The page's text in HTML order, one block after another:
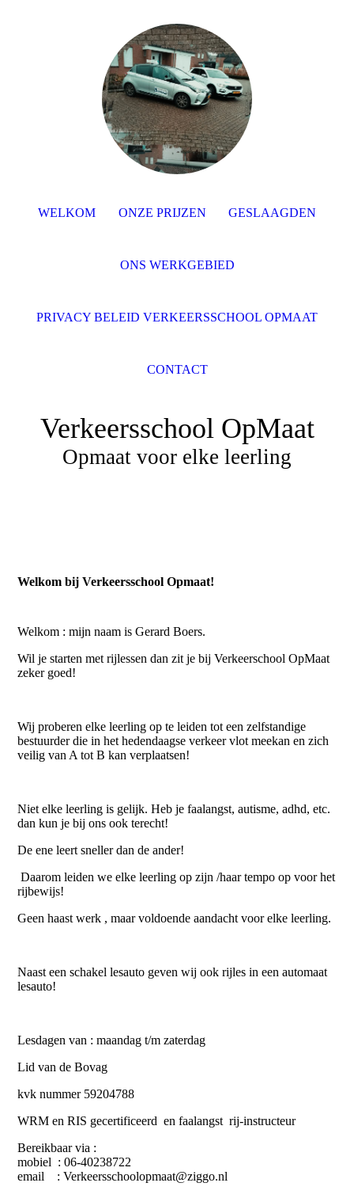
Verkeersschool OpMaat
Opmaat voor elke leerling
Welkom bij Verkeersschool Opmaat!
Welkom : mijn naam is Gerard Boers.
Wil je starten met rijlessen dan zit je bij Verkeerschool OpMaat
zeker goed!
Wij proberen elke leerling op te leiden tot een zelfstandige
bestuurder die in het hedendaagse verkeer vlot meekan en zich
veilig van A tot B kan verplaatsen!
Niet elke leerling is gelijk. Heb je faalangst, autisme, adhd, etc.
dan kun je bij ons ook terecht!
De ene leert sneller dan de ander!
Daarom leiden we elke leerling op zijn /haar tempo op voor het
rijbewijs!
Geen haast werk , maar voldoende aandacht voor elke leerling.
Naast een schakel lesauto geven wij ook rijles in een automaat
lesauto!
Lesdagen van : maandag t/m zaterdag
Lid van de Bovag
kvk nummer 59204788
WRM en RIS gecertificeerd en faalangst rij-instructeur
Bereikbaar via :
mobiel : 06-40238722
email : Verkeersschoolopmaat@ziggo.nl
WELKOM ONZE PRIJZEN GESLAAGDEN
ONS WERKGEBIED
PRIVACY BELEID VERKEERSSCHOOL OPMAAT
CONTACT